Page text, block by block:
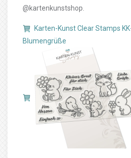
@kartenkunstshop.
Karten-Kunst Clear Stamps
Blumengrüße